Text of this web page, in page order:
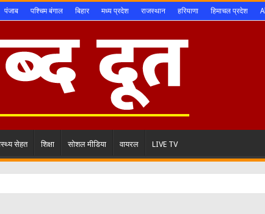
पंजाब पश्चिम बंगाल बिहार मध्य प्रदेश राजस्थान हरियाणा हिमाचल प्रदेश
सेहत शिक्षा सोशल मीडिया वायरल LIVE TV